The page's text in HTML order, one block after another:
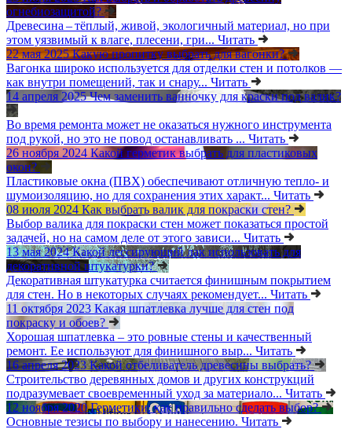
огнебиозащитой?
Древесина – тёплый, живой, экологичный материал, но при
этом уязвимый к влаге, плесени, гри... Читать
22 мая 2025Какую пропитку выбрать для вагонки?
Вагонка широко используется для отделки стен и потолков —
как внутри помещений, так и снару... Читать
14 апреля 2025Чем заменить ванночку для краски под валик?
Во время ремонта может не оказаться нужного инструмента
под рукой, но это не повод останавливать ... Читать
26 ноября 2024 Какой герметик выбрать для пластиковых
окон?
Пластиковые окна (ПВХ) обеспечивают отличную тепло- и
шумоизоляцию, но для сохранения этих характ... Читать
08 июля 2024 Как выбрать валик для покраски стен?
Выбор валика для покраски стен может показаться простой
задачей, но на самом деле от этого зависи... Читать
13 мая 2024Какой лессирующий лак использовать для
декоративной штукатурки?
Декоративная штукатурка считается финишным покрытием
для стен. Но в некоторых случаях рекомендует... Читать
11 октября 2023 Какая шпатлевка лучше для стен под
покраску и обоев?
Хорошая шпатлевка – это ровные стены и качественный
ремонт. Ее используют для финишного выр... Читать
16 апреля 2023Какой отбеливатель древесины выбрать?
Строительство деревянных домов и других конструкций
подразумевает своевременный уход за материало... Читать
12 ноября 2020Герметики: как правильно сделать выбор?
Основные тезисы по выбору и нанесению. Читать